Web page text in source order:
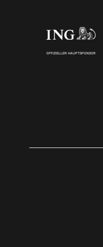
OFFIZIELLER HAUPTSPONSOR